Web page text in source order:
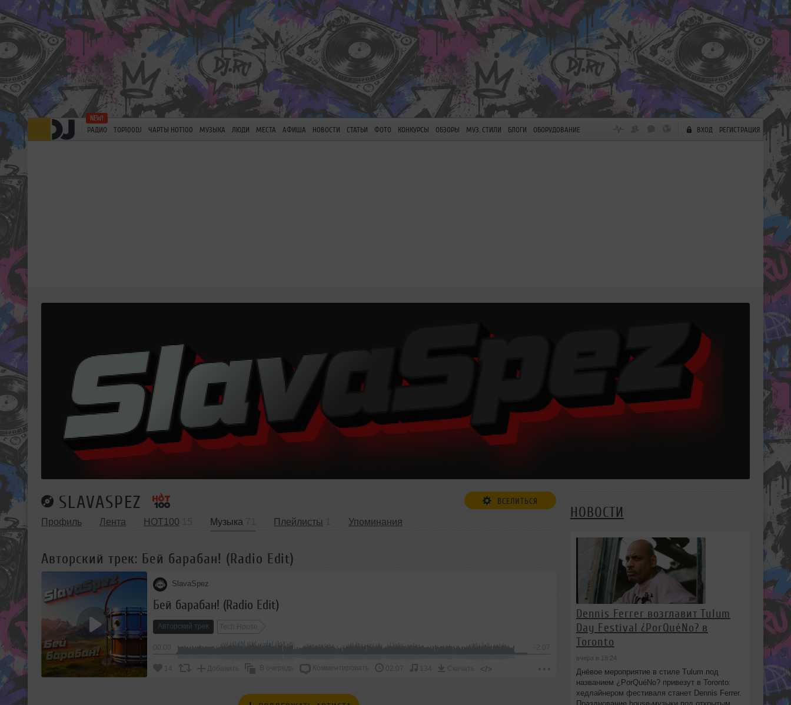
РАДИО TOP100DJ ЧАРТЫ HOT100 МУЗЫКА ЛЮДИ МЕСТА АФИША НОВОСТИ СТАТЬИ ФОТО КОНКУРСЫ ОБЗОРЫ МУЗ. СТИЛИ БЛОГИ ОБОРУДОВАНИЕ ВХОД РЕГИСТРАЦИЯ
SLAVASPEZ ВСЕЛИТЬСЯ
Профиль Лента HOT100 Музыка Плейлисты Упоминания
Авторский трек: Бей барабан! (Radio Edit)
SlavaSpez
Бей барабан! (Radio Edit)
Авторский трек Tech House
-2:07
Добавить В очередь Комментировать 02:07 134 Скачать </>
НОВОСТИ
Dennis Ferrer возглавит Tulum
Day Festival ¿PorQuéNo? в
Toronto
вчера в 18:24
Днёвое мероприятие в стиле Tulum под
названием ¿PorQuéNo? привезут в Toronto:
хедлайнером фестиваля станет Dennis Ferrer.